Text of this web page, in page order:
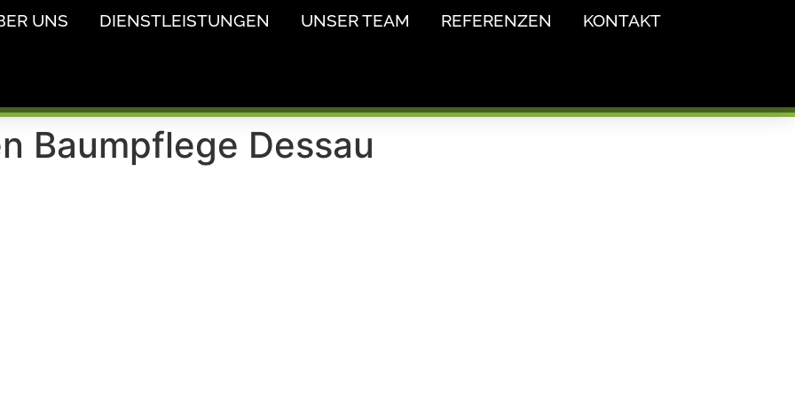
UNS DIENSTLEISTUNGEN UNSER TEAM REFERENZEN KONTAKT
Baumpflege Dessau